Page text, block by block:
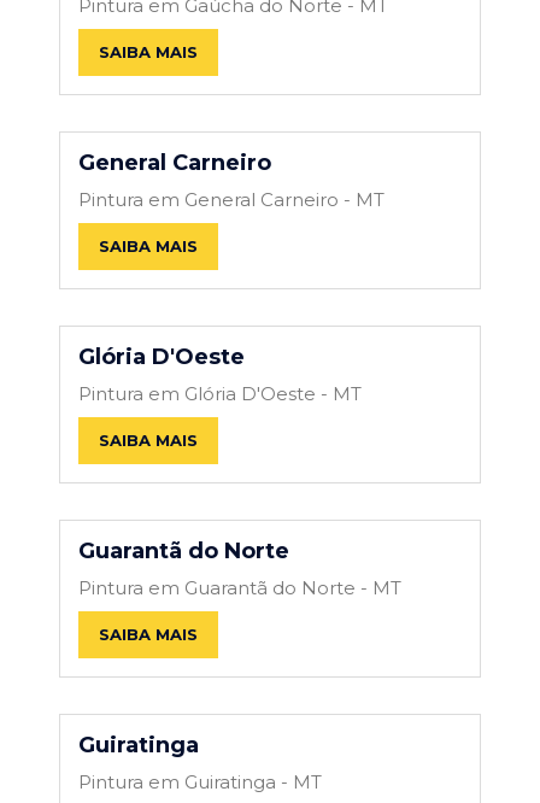
Pintura em Gaúcha do Norte - MT
SAIBA MAIS
General Carneiro
Pintura em General Carneiro - MT
SAIBA MAIS
Glória D'Oeste
Pintura em Glória D'Oeste - MT
SAIBA MAIS
Guarantã do Norte
Pintura em Guarantã do Norte - MT
SAIBA MAIS
Guiratinga
Pintura em Guiratinga - MT